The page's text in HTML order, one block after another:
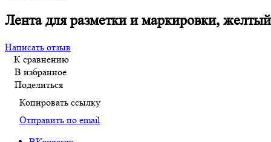
Лента для разметки и маркировки,
Написать отзыв
К сравнению
В избранное
Поделиться
Копировать ссылку
Отправить по email